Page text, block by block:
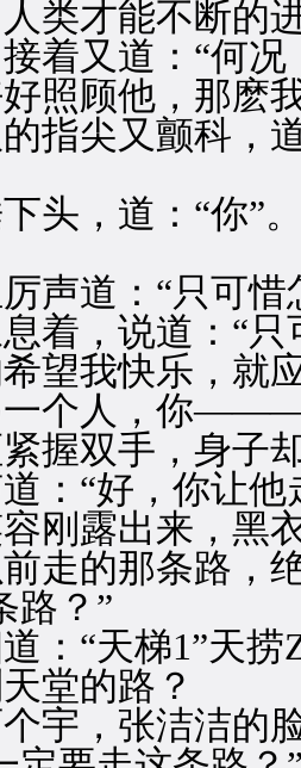
类才能不断的
着又道：“何
照顾他，那麽
尖又颤科，道
，道：“你”
道：“只可惜
，说道：“只
望我快乐，就
一个人，你———
双手，身子却
：“好，你让他
露出来，黑衣
走的那条路，
路？”
“天梯1”天捞
堂的路？
，张洁洁的脸